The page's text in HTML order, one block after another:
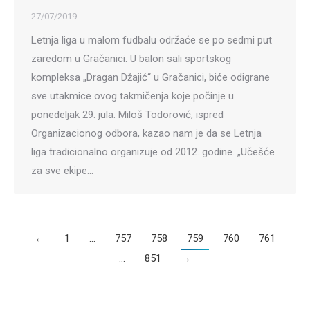
27/07/2019
Letnja liga u malom fudbalu održaće se po sedmi put
zaredom u Gračanici. U balon sali sportskog
kompleksa „Dragan Džajić“ u Gračanici, biće odigrane
sve utakmice ovog takmičenja koje počinje u
ponedeljak 29. jula. Miloš Todorović, ispred
Organizacionog odbora, kazao nam je da se Letnja
liga tradicionalno organizuje od 2012. godine. „Učešće
za sve ekipe…
← 1 … 757 758 759 760
761
…
851 →